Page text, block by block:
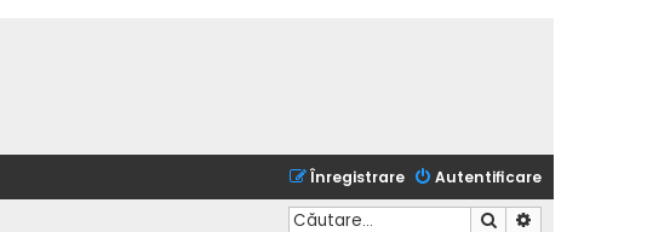
Autentificare
Înregistrare
Căutare